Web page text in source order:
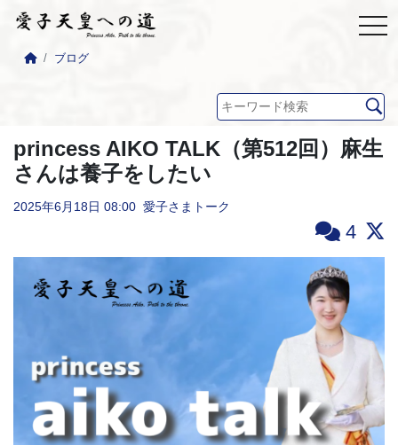
ブログ
princess AIKO TALK（第512回）麻生
さんは養子をしたい
2025年6月18日 08:00 愛子さまトーク
4